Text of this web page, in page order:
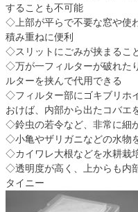
することも不可能
◇上部が平らで不要な窓や使
積み重ねに便利
◇スリットにごみが挟まるこ
◇万が一フィルターが破れた
ルターを挟んで代用できる
◇フィルター部にゴキブリホ
おけば、内部から出たコバエ
◇鈴虫の若令など、非常に細
◇小亀やザリガニなどの水物
◇カイワレ大根などを水耕栽
◇透明度が高く、上からも内
タイニー